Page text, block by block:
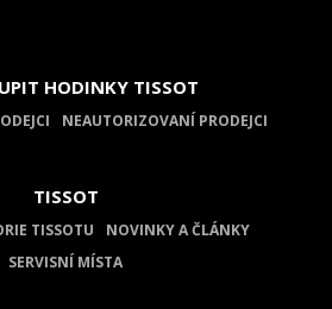
HODINKY TISSOT
NEAUTORIZOVANÍ PRODEJCI
TISSOT
TISSOTU
NOVINKY A ČLÁNKY
SERVISNÍ MÍSTA